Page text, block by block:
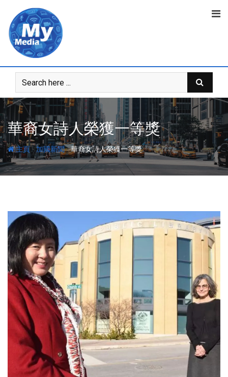
華裔女詩人榮獲一等獎
主頁-加國新聞-華裔女詩人榮獲一等獎